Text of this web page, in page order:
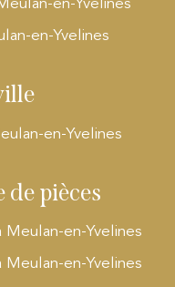
en-Yvelines
en-Yvelines
en-Yvelines
de pièces
en-Yvelines
en-Yvelines